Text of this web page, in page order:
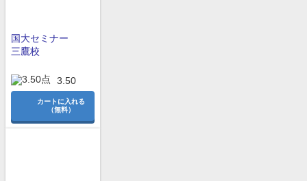
国大セミナー
三鷹校
3.50
カートに入れる
（無料）